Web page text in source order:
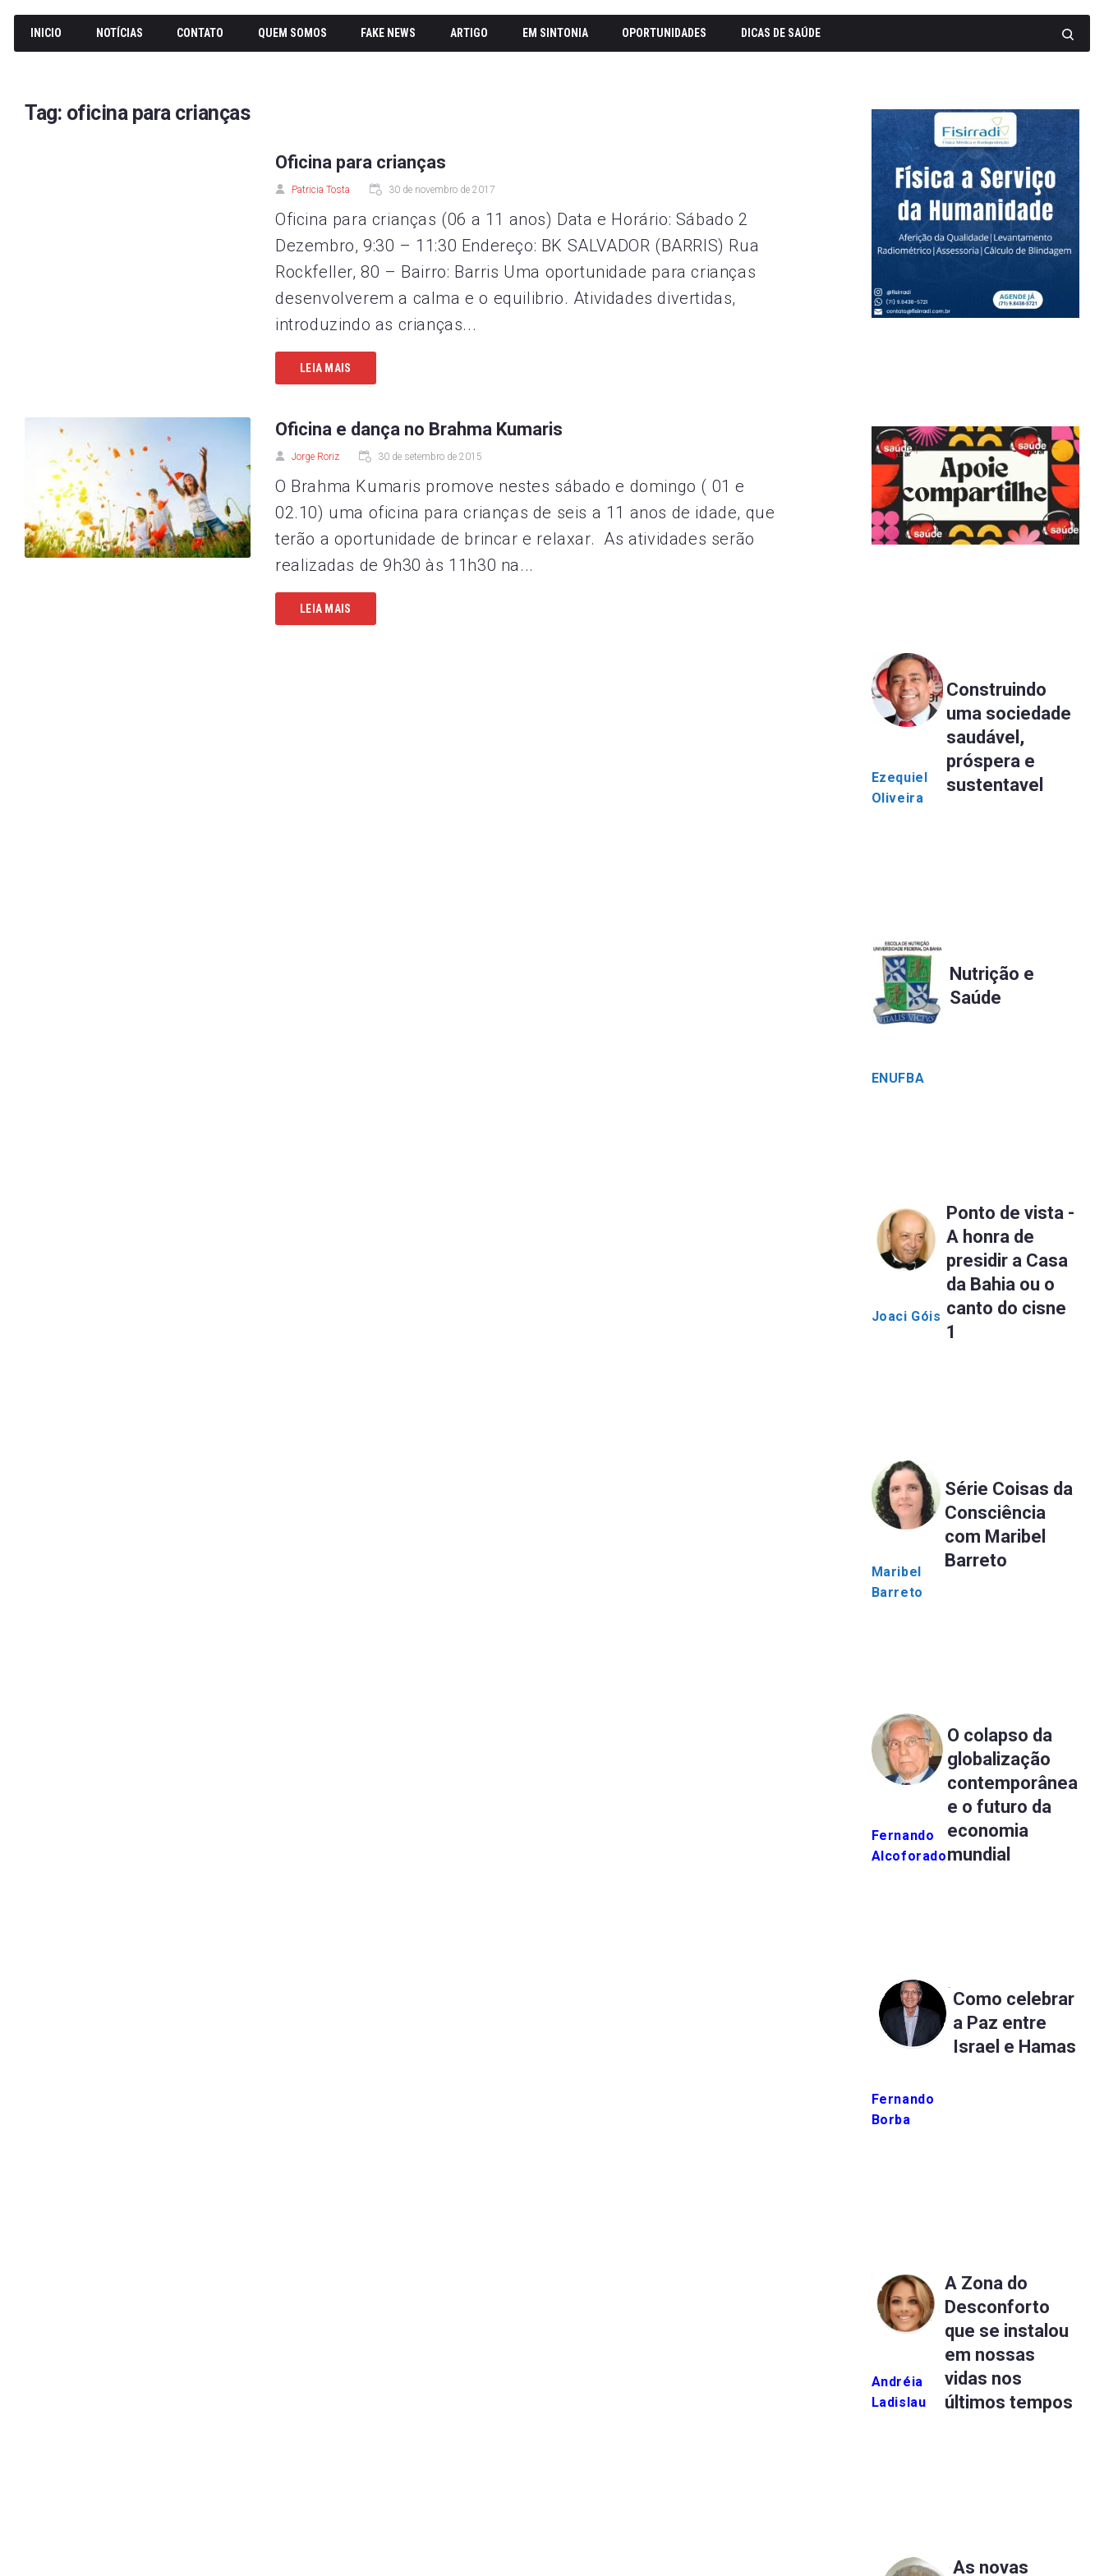
INICIO NOTÍCIAS CONTATO QUEM SOMOS FAKE NEWS ARTIGO EM SINTONIA OPORTUNIDADES DICAS DE SAÚDE
Tag: oficina para crianças
Oficina para crianças
Patricia Tosta 30 de novembro de 2017
Oficina para crianças (06 a 11 anos) Data e Horário: Sábado 2
Dezembro, 9:30 – 11:30 Endereço: BK SALVADOR (BARRIS) Rua
Rockfeller, 80 – Bairro: Barris Uma oportunidade para crianças
desenvolverem a calma e o equilibrio. Atividades divertidas,
introduzindo as crianças...
LEIA MAIS
Oficina e dança no Brahma Kumaris
Jorge Roriz 30 de setembro de 2015
O Brahma Kumaris promove nestes sábado e domingo ( 01 e
02.10) uma oficina para crianças de seis a 11 anos de idade, que
terão a oportunidade de brincar e relaxar. As atividades serão
realizadas de 9h30 às 11h30 na...
LEIA MAIS
Ezequiel
Oliveira
Construindo
uma sociedade
saudável,
próspera e
sustentavel
ENUFBA
Nutrição e
Saúde
Joaci Góis
Ponto de vista -
A honra de
presidir a Casa
da Bahia ou o
canto do cisne
1
Maribel
Barreto
Série Coisas da
Consciência
com Maribel
Barreto
Fernando
Alcoforado
O colapso da
globalização
contemporânea
e o futuro da
economia
mundial
Fernando
Borba
Como celebrar
a Paz entre
Israel e Hamas
Andréia
Ladislau
A Zona do
Desconforto
que se instalou
em nossas
vidas nos
últimos tempos
As novas